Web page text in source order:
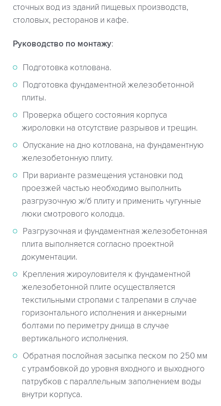
сточных вод из зданий пищевых производств,
столовых, ресторанов и кафе.
Руководство по монтажу:
Подготовка котлована.
Подготовка фундаментной железобетонной
плиты.
Проверка общего состояния корпуса
жироловки на отсутствие разрывов и трещин.
Опускание на дно котлована, на фундаментную
железобетонную плиту.
При варианте размещения установки под
проезжей частью необходимо выполнить
разгрузочную ж/б плиту и применить чугунные
люки смотрового колодца.
Разгрузочная и фундаментная железобетонная
плита выполняется согласно проектной
документации.
Крепления жироуловителя к фундаментной
железобетонной плите осуществляется
текстильными стропами с талрепами в случае
горизонтального исполнения и анкерными
болтами по периметру днища в случае
вертикального исполнения.
Обратная послойная засыпка песком по 250 мм
с утрамбовкой до уровня входного и выходного
патрубков с параллельным заполнением воды
внутри корпуса.